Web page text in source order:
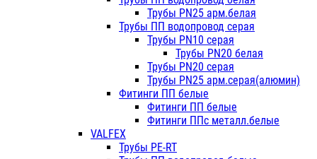
Трубы PN25 арм.белая
Трубы ПП водопровод серая
Трубы PN10 серая
Трубы PN20 белая
Трубы PN20 серая
Трубы PN25 арм.серая(алюмин)
Фитинги ПП белые
Фитинги ПП белые
Фитинги ППс металл.белые
VALFEX
Трубы PE-RT